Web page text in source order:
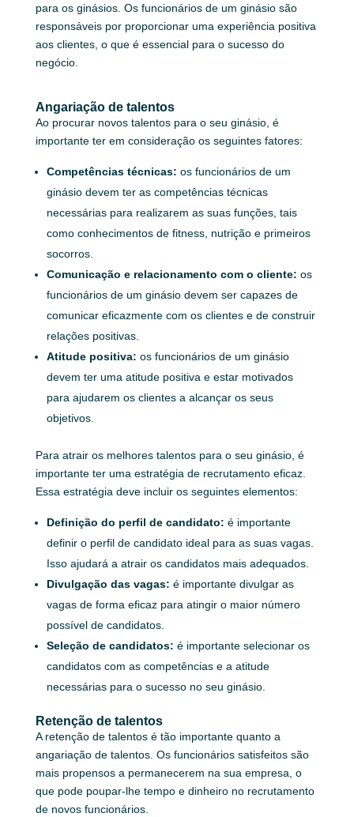
para os ginásios. Os funcionários de um ginásio são
responsáveis por proporcionar uma experiência positiva
aos clientes, o que é essencial para o sucesso do
negócio.
Angariação de talentos
Ao procurar novos talentos para o seu ginásio, é
importante ter em consideração os seguintes fatores:
Competências técnicas: os funcionários de um
ginásio devem ter as competências técnicas
necessárias para realizarem as suas funções, tais
como conhecimentos de fitness, nutrição e primeiros
socorros.
Comunicação e relacionamento com o cliente: os
funcionários de um ginásio devem ser capazes de
comunicar eficazmente com os clientes e de construir
relações positivas.
Atitude positiva: os funcionários de um ginásio
devem ter uma atitude positiva e estar motivados
para ajudarem os clientes a alcançar os seus
objetivos.
Para atrair os melhores talentos para o seu ginásio, é
importante ter uma estratégia de recrutamento eficaz.
Essa estratégia deve incluir os seguintes elementos:
Definição do perfil de candidato: é importante
definir o perfil de candidato ideal para as suas vagas.
Isso ajudará a atrair os candidatos mais adequados.
Divulgação das vagas: é importante divulgar as
vagas de forma eficaz para atingir o maior número
possível de candidatos.
Seleção de candidatos: é importante selecionar os
candidatos com as competências e a atitude
necessárias para o sucesso no seu ginásio.
Retenção de talentos
A retenção de talentos é tão importante quanto a
angariação de talentos. Os funcionários satisfeitos são
mais propensos a permanecerem na sua empresa, o
que pode poupar-lhe tempo e dinheiro no recrutamento
de novos funcionários.